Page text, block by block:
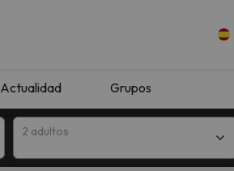
Actualidad Grupos
2 adultos